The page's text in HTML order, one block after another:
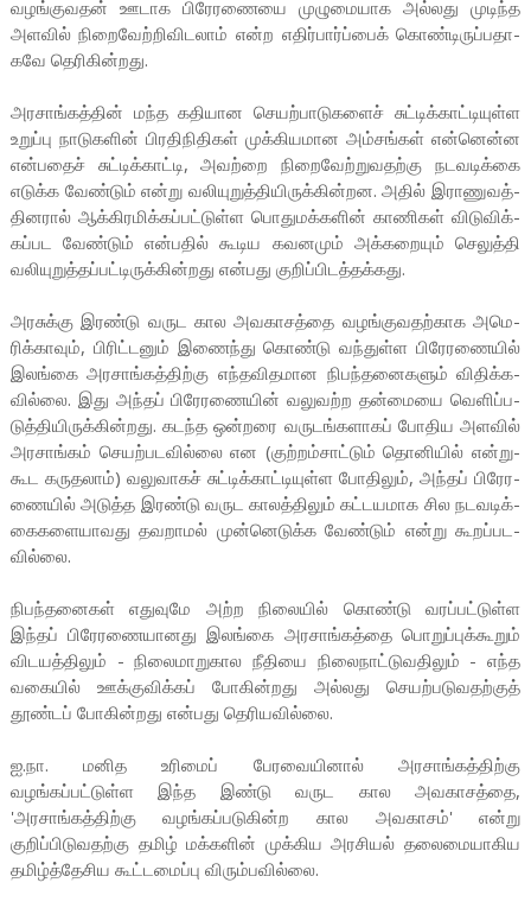
வழங்­கு­வதன் ஊடாக பிரே­ர­ணையை முழு­மை­யாக அல்­லது முடிந்த
அளவில் நிறை­வேற்­றி­வி­டலாம் என்ற எதிர்­பார்ப்பைக் கொண்­டி­ருப்­ப­தா­
கவே தெரி­கின்­றது.
அர­சாங்­கத்தின் மந்த கதி­யான செயற்­பா­டு­களைச் சுட்­டிக்­காட்­டி­யுள்ள
உறுப்பு நாடு­களின் பிர­தி­நி­திகள் முக்­கி­ய­மான அம்­சங்கள் என்­னென்ன
என்­பதைச் சுட்­டிக்­காட்டி, அவற்றை நிறை­வேற்­று­வ­தற்கு நட­வ­டிக்கை
எடுக்க வேண்டும் என்று வலி­யு­றுத்­தி­யி­ருக்­கின்­றன. அதில் இ­ரா­ணு­வத்­
தி­னரால் ஆக்­கி­ர­மிக்­கப்­பட்­டுள்ள பொது­மக்­களின் காணிகள் விடு­விக்­
கப்­பட வேண்டும் என்­பதில் கூடிய கவ­னமும் அக்­க­றையும் செலுத்தி
வலி­யு­றுத்­தப்­பட்­டி­ருக்­கின்­றது என்­பது குறிப்­பி­டத்­தக்­கது.
அர­சுக்கு இரண்டு வருட கால அவ­கா­சத்தை வழங்­கு­வ­தற்­காக அமெ­
ரிக்­காவும், பிரிட்­டனும் இணைந்து கொண்டு வந்­துள்ள பிரே­ர­ணையில்
இலங்கை அர­சாங்­கத்­திற்கு எந்­த­வி­த­மான நிபந்­த­னை­களும் விதிக்­க­
வில்லை. இது அந்தப் பிரே­ர­ணையின் வலு­வற்ற தன்­மையை வெளிப்­ப­
டுத்­தி­யி­ருக்­கின்­றது. கடந்த ஒன்­றரை வரு­டங்­க­ளாகப் போதிய அளவில்
அர­சாங்கம் செயற்­ப­ட­வில்லை என (குற்­றம்­சாட்டும் தொனியில் என்­று­
கூட கரு­தலாம்) வலு­வாகச் சுட்­டிக்­காட்­டி­யுள்ள போதிலும், அந்தப் பிரே­ர­
ணையில் அடுத்த இரண்டு வருட காலத்­திலும் கட்­ட­ய­மாக சில நட­வ­டிக்­
கை­க­ளை­யா­வது தவ­றாமல் முன்­னெ­டுக்க வேண்டும் என்று கூறப்­ப­ட­
வில்லை.
நிபந்­த­னைகள் எது­வுமே அற்ற நிலையில் கொண்டு வரப்­பட்­டுள்ள
இந்தப் பிரே­ர­ணை­யா­னது இலங்கை அர­சாங்­கத்தை பொறுப்புக்கூறும்
விட­யத்­திலும் - நிலை­மா­று­கால நீதியை நிலை­நாட்­டு­வ­திலும் - எந்த
வகையில் ஊக்­கு­விக்கப் போகின்­றது அல்­லது செயற்­ப­டு­வ­தற்குத்
தூண்டப் போகின்­றது என்­பது தெரி­ய­வில்லை.
ஐ.நா. மனித உரிமைப் பேரவையினால் அரசாங்கத்திற்கு
வழங்கப்பட்டுள்ள இந்த இண்டு வருட கால அவகாசத்தை,
'அரசாங்கத்திற்கு வழங்கப்படுகின்ற கால அவகாசம்' என்று
குறிப்பிடுவதற்கு தமிழ் மக்களின் முக்கிய அரசியல் தலைமையாகிய
தமிழ்த்தேசிய கூட்டமைப்பு விரும்பவில்லை.